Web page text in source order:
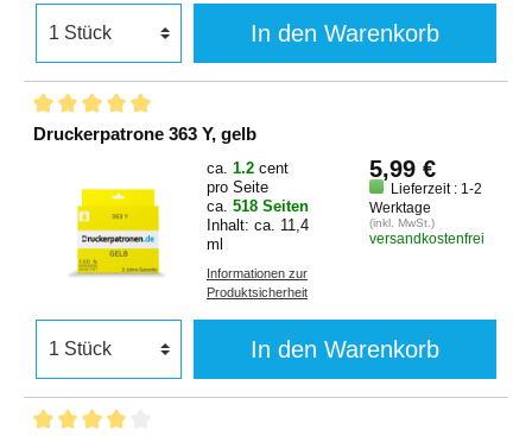
In den Warenkorb
Druckerpatrone 363 Y, gelb
ca. 1.2 cent
pro Seite
ca. 518 Seiten
Inhalt: ca. 11,4
ml
Informationen zur
Produktsicherheit
5,99 €
Lieferzeit : 1-2
Werktage
(inkl. MwSt.)
versandkostenfrei
In den Warenkorb